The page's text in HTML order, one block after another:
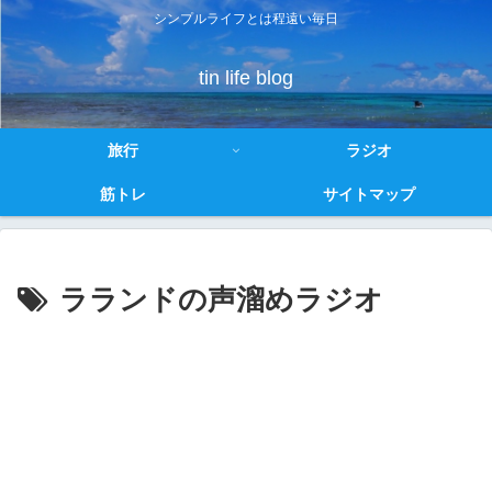
シンプルライフとは程遠い毎日
tin life blog
旅行 ラジオ
筋トレ サイトマップ
ラランドの声溜めラジオ